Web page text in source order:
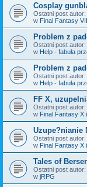
Cosplay
Ostatni post autor:
w Final Fantasy
Problem z
Ostatni post autor:
w Help - fabuła
Problem z
Ostatni post autor:
w Help - fabuła
FF X,
Ostatni post autor:
w Final Fantasy X
Uzupe?nianie
Ostatni post autor:
w Final Fantasy X
Tales of
Ostatni post autor:
w jRPG